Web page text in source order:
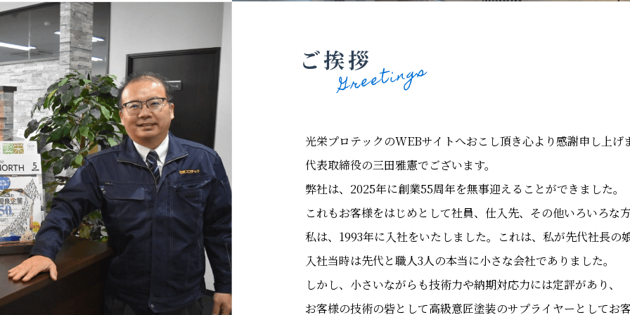
ご挨拶
光栄プロテックのWEBサイトへおこし頂き心より感謝申し上げ
代表取締役の三田雅憲でございます。
弊社は、2025年に創業55周年を無事迎えることができました。
これもお客様をはじめとして社員、仕入先、その他いろいろな
私は、1993年に入社をいたしました。これは、私が先代社長の
入社当時は先代と職人3人の本当に小さな会社でありました。
しかし、小さいながらも技術力や納期対応力には定評があり、
お客様の技術の砦として高級意匠塗装のサプライヤーとしてお